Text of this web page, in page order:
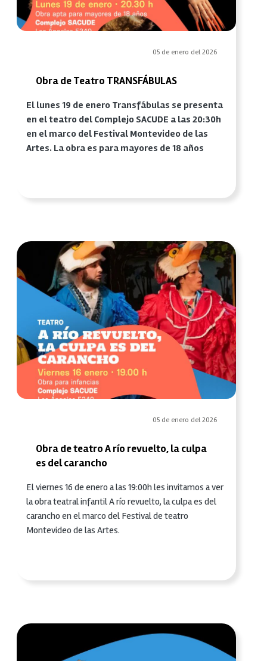
05 de enero del 2026
Obra de Teatro TRANSFÁBULAS
El lunes 19 de enero Transfábulas se presenta
en el teatro del Complejo SACUDE a las 20:30h
en el marco del Festival Montevideo de las
Artes. La obra es para mayores de 18 años
05 de enero del 2026
Obra de teatro A río revuelto, la culpa
es del carancho
El viernes 16 de enero a las 19:00h les invitamos a ver
la obra teatral infantil A río revuelto, la culpa es del
carancho en el marco del Festival de teatro
Montevideo de las Artes.